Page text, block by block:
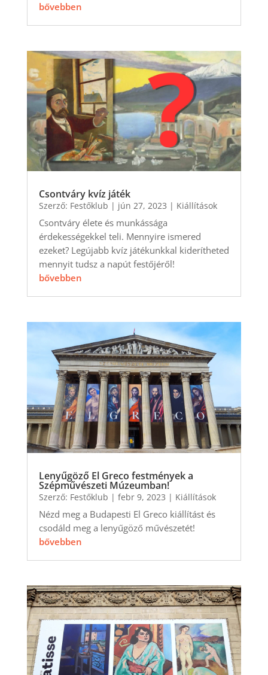
bővebben
Csontváry kvíz játék
Szerző: Festőklub | jún 27, 2023 | Kiállítások
Csontváry élete és munkássága
érdekességekkel teli. Mennyire ismered
ezeket? Legújabb kvíz játékunkkal kiderítheted
mennyit tudsz a napút festőjéről!
bővebben
Lenyűgöző El Greco festmények a
Szépművészeti Múzeumban!
Szerző: Festőklub | febr 9, 2023 | Kiállítások
Nézd meg a Budapesti El Greco kiállítást és
csodáld meg a lenyűgöző művészetét!
bővebben